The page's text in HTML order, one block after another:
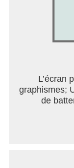
Si vous avez
ABONNEMENT
Speak propose
L’écran
graphismes;
de